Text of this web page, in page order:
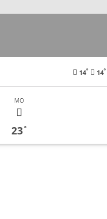
14° 14°
MO
23°